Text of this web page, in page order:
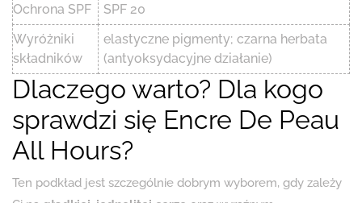
Ochrona SPF
SPF 20
Wyróżniki
składników
elastyczne pigmenty; czarna herbata
(antyoksydacyjne działanie)
Dlaczego warto? Dla kogo
sprawdzi się Encre De Peau
All Hours?
Ten podkład jest szczególnie dobrym wyborem, gdy zależy